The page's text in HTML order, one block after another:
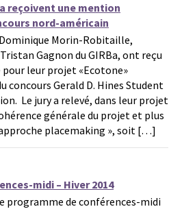
reçoivent une mention
nord-américain
Morin-Robitaille,
Gagnon du GIRBa, ont reçu
leur projet «Ecotone»
concours Gerald D. Hines Student
Le jury a relevé, dans leur projet
générale du projet et plus
placemaking », soit […]
midi – Hiver 2014
programme de conférences-midi